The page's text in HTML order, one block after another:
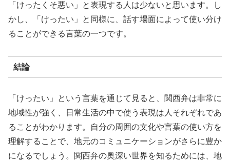
「けったくそ悪い」と表現する人は少ないと思います。し
かし、「けったい」と同様に、話す場面によって使い分け
ることができる言葉の一つです。
結論
「けったい」という言葉を通じて見ると、関西弁は非常に
地域性が強く、日常生活の中で使う表現は人それぞれであ
ることがわかります。自分の周囲の文化や言葉の使い方を
理解することで、地元のコミュニケーションがさらに豊か
になるでしょう。関西弁の奥深い世界を知るためには、地